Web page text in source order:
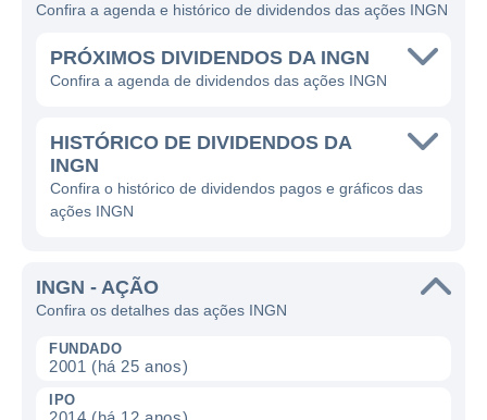
Confira a agenda e histórico de dividendos das ações INGN
PRÓXIMOS DIVIDENDOS DA INGN
Confira a agenda de dividendos das ações INGN
HISTÓRICO DE DIVIDENDOS DA
INGN
Confira o histórico de dividendos pagos e gráficos das
ações INGN
INGN - AÇÃO
Confira os detalhes das ações INGN
FUNDADO
2001 (há 25 anos)
IPO